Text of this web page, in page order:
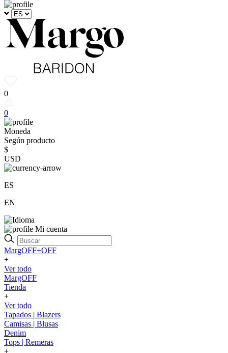
0
0
Moneda
Según producto
$
USD
ES
EN
Mi cuenta
MargOFF+OFF
+
Ver todo
MargOFF
Tienda
+
Ver todo
Tapados | Blazers
Camisas | Blusas
Denim
Tops | Remeras
+